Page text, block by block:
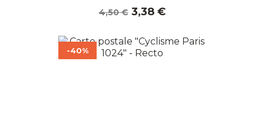
Prix
base
4,50 € Prix
3,38 €
-40%